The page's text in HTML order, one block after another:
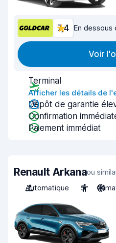
7,4 En dessous
Voir
Terminal
Afficher les détails de
Dépôt de garantie
Confirmation
Paiement immédiat
Renault Arkanaou
Automatique
5